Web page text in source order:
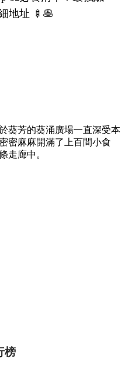
地址 🍢🥞
葵芳的葵涌廣場一直深受本
密麻麻開滿了上百間小食
走廊中。
榜